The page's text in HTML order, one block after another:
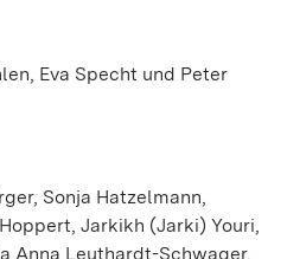
Eva Specht und Peter
Sonja Hatzelmann,
Jarkikh (Jarki) Youri,
Anna Leuthardt-Schwager,